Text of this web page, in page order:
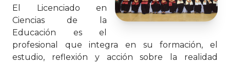
El Licenciado en
Ciencias de la
Educación es el
profesional que integra en su formación, el
estudio, reflexión y acción sobre la realidad